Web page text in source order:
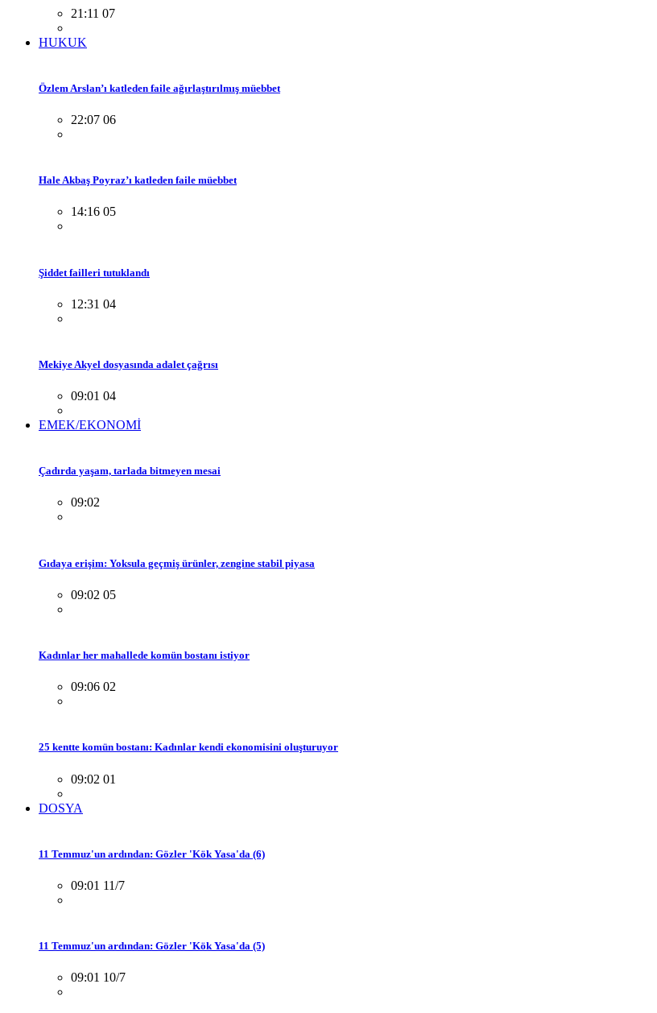
21:11 07
HUKUK
Özlem Arslan’ı katleden faile ağırlaştırılmış müebbet
22:07 06
Hale Akbaş Poyraz’ı katleden faile müebbet
14:16 05
Şiddet failleri tutuklandı
12:31 04
Mekiye Akyel dosyasında adalet çağrısı
09:01 04
EMEK/EKONOMİ
Çadırda yaşam, tarlada bitmeyen mesai
09:02
Gıdaya erişim: Yoksula geçmiş ürünler, zengine stabil piyasa
09:02 05
Kadınlar her mahallede komün bostanı istiyor
09:06 02
25 kentte komün bostanı: Kadınlar kendi ekonomisini oluşturuyor
09:02 01
DOSYA
11 Temmuz'un ardından: Gözler 'Kök Yasa'da (6)
09:01 11/7
11 Temmuz'un ardından: Gözler 'Kök Yasa'da (5)
09:01 10/7